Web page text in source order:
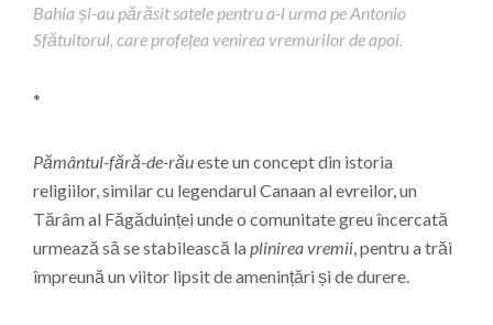
Bahia și-au părăsit satele pentru a-l urma pe Antonio
Sfătuitorul, care profețea venirea vremurilor de apoi.
*
Pământul-fără-de-răueste un concept din istoria
religiilor, similar cu legendarul Canaan al evreilor, un
Tărâm al Făgăduinței unde o comunitate greu încercată
urmează să se stabilească la plinirea vremii, pentru a trăi
împreună un viitor lipsit de amenințări și de durere.